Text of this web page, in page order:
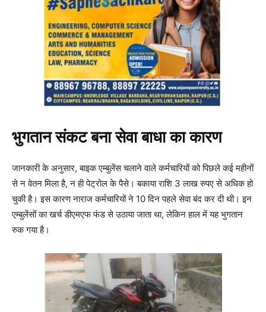
भुगतान संकट बना सेवा बाधा का कारण
जानकारी के अनुसार, बाइक एम्बुलेंस चलाने वाले कर्मचारियों को पिछले कई महीनों
से न वेतन मिला है, न ही पेट्रोल के पैसे। बकाया राशि 3 लाख रुपए से अधिक हो
चुकी है। इस कारण नाराज कर्मचारियों ने 10 दिन पहले सेवा बंद कर दी थी। इन
एम्बुलेंसों का खर्च डीएमएफ फंड से उठाया जाता था, लेकिन हाल में यह भुगतान
रुक गया है।